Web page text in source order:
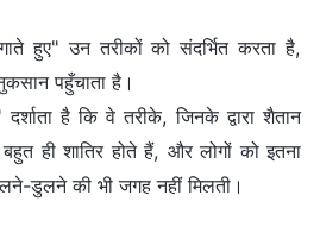
हुए" उन तरीकों को संदर्भित करता है,
पहुँचाता है।
दर्शाता है कि वे तरीके, जिनके द्वारा शैतान
ही शातिर होते हैं, और लोगों को इतना
डुलने की भी जगह नहीं मिलती।